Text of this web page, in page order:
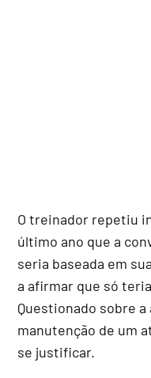
O treinador repetiu
último ano que a
seria baseada em
a afirmar que só
Questionado sobre
manutenção de um
se justificar.